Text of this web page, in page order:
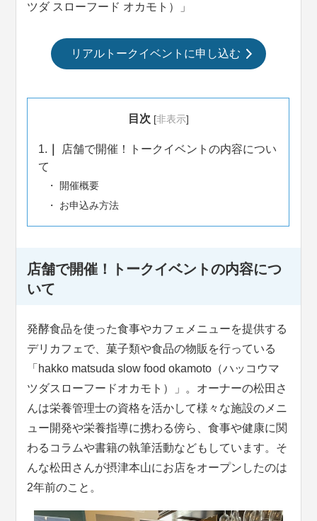
ツダスローフード オカモト ）」
リアルトークイベントに申し込む
目次 [非表示]
1.
店舗で開催！トークイベントの内容につい
て
開催概要
お申込み方法
店舗で開催！トークイベントの内容につ
いて
発酵食品を使った食事やカフェメニューを提供する
デリカフェで、菓子類や食品の物販を行っている
「hakko matsuda slow food okamoto（ハッコウマ
ツダスローフードオカモト）」。オーナーの松田さ
んは栄養管理士の資格を活かして様々な施設のメニ
ュー開発や栄養指導に携わる傍ら、食事や健康に関
わるコラムや書籍の執筆活動などもしています。そ
んな松田さんが摂津本山にお店をオープンしたのは
2年前のこと。